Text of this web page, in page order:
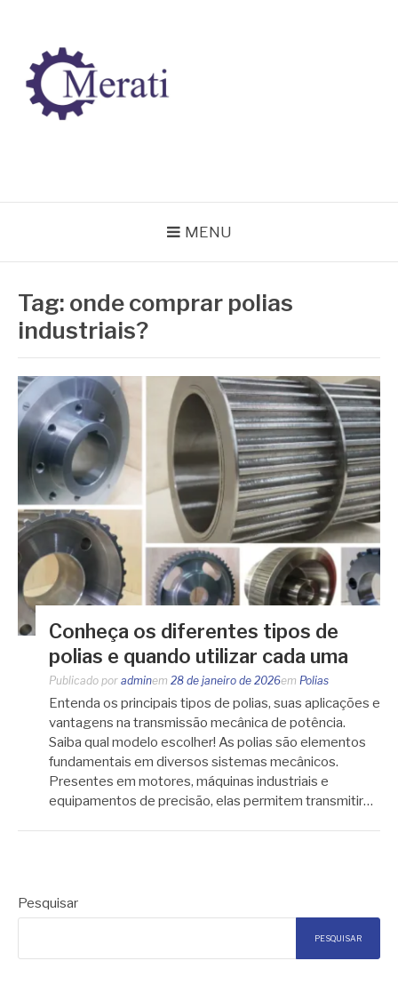
conteúdo
MENU
Tag: onde comprar polias
industriais?
Conheça os diferentes tipos de
polias e quando utilizar cada uma
Publicado por adminem 28 de janeiro de 2026em Polias
Entenda os principais tipos de polias, suas aplicações e
vantagens na transmissão mecânica de potência.
Saiba qual modelo escolher! As polias são elementos
fundamentais em diversos sistemas mecânicos.
Presentes em motores, máquinas industriais e
equipamentos de precisão, elas permitem transmitir…
Pesquisar
PESQUISAR